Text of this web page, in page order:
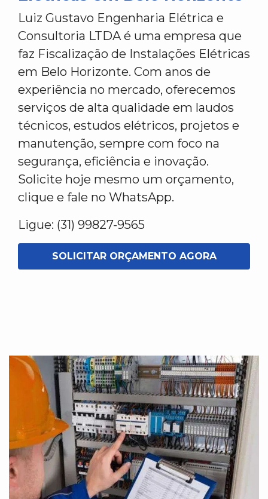
Luiz Gustavo Engenharia Elétrica e
Consultoria LTDA é uma empresa que
faz Fiscalização de Instalações Elétricas
em Belo Horizonte. Com anos de
experiência no mercado, oferecemos
serviços de alta qualidade em laudos
técnicos, estudos elétricos, projetos e
manutenção, sempre com foco na
segurança, eficiência e inovação.
Solicite hoje mesmo um orçamento,
clique e fale no WhatsApp.
Ligue: (31) 99827-9565
SOLICITAR ORÇAMENTO AGORA